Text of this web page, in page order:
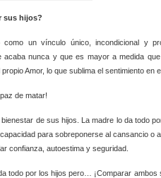
sus hijos?
un vínculo único, incondicional y
acaba nunca y que es mayor a medida
Amor, lo que sublima el sentimiento en
de matar!
de sus hijos. La madre lo da todo
para sobreponerse al cansancio o
confianza, autoestima y seguridad.
todo por los hijos pero… ¡Comparar